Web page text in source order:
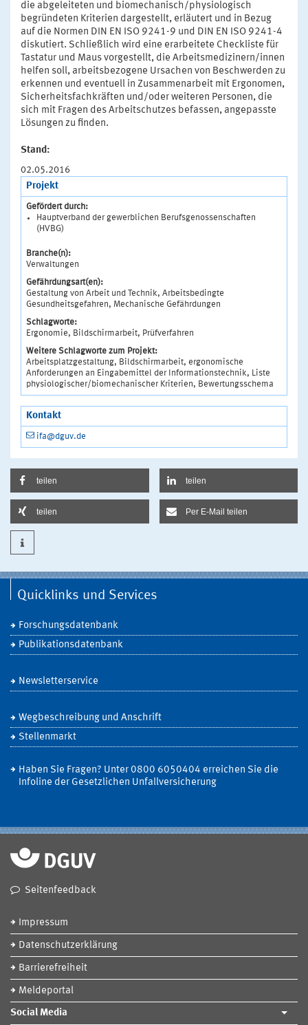
die abgeleiteten und biomechanisch/physiologisch
begründeten Kriterien dargestellt, erläutert und in Bezug
auf die Normen DIN EN ISO 9241-9 und DIN EN ISO 9241-4
diskutiert. Schließlich wird eine erarbeitete Checkliste für
Tastatur und Maus vorgestellt, die Arbeitsmedizinern/innen
helfen soll, arbeitsbezogene Ursachen von Beschwerden zu
erkennen und eventuell in Zusammenarbeit mit Ergonomen,
Sicherheitsfachkräften und/oder weiteren Personen, die
sich mit Fragen des Arbeitschutzes befassen, angepasste
Lösungen zu finden.
Stand:
02.05.2016
Projekt
Gefördert durch:
Hauptverband der gewerblichen Berufsgenossenschaften
(HVBG)
Branche(n):
Verwaltungen
Gefährdungsart(en):
Gestaltung von Arbeit und Technik, Arbeitsbedingte
Gesundheitsgefahren, Mechanische Gefährdungen
Schlagworte:
Ergonomie, Bildschirmarbeit, Prüfverfahren
Weitere Schlagworte zum Projekt:
Arbeitsplatzgestaltung, Bildschirmarbeit, ergonomische
Anforderungen an Eingabemittel der Informationstechnik, Liste
physiologischer/biomechanischer Kriterien, Bewertungsschema
Kontakt
ifa@dguv.de
teilen teilen
teilen Per E-Mail teilen
Quicklinks und Services
Forschungsdatenbank
Publikationsdatenbank
Newsletterservice
Wegbeschreibung und Anschrift
Stellenmarkt
Haben Sie Fragen? Unter 0800 6050404 erreichen Sie die
Infoline der Gesetzlichen Unfallversicherung
Seitenfeedback
Impressum
Datenschutzerklärung
Barrierefreiheit
Meldeportal
Social Media